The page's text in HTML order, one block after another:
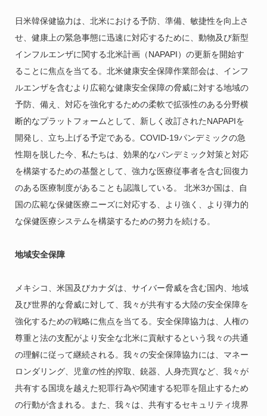
日米韓保健協力は、北米における予防、準備、敏捷性を向上さ
せ、健康上の緊急事態に迅速に対応するために、動物及び新型
インフルエンザに関する北米計画（NAPAPI）の更新を開始す
ることに焦点を当てる。北米健康安全保障作業部会は、インフ
ルエンザを含むより広範な健康安全保障の脅威に対する地域の
予防、備え、対応を強化するための柔軟で拡張性のある分野横
断的なプラットフォームとして、新しく改訂されたNAPAPIを
開発し、立ち上げる予定である。COVID-19パンデミックの急
性期を脱した今、私たちは、効果的なパンデミック対策と対応
を構築するための基盤として、強力な医療従事者を含む回復力
のある医療制度があることも認識している。 北米3か国は、自
国の広範な保健医療ニーズに対応する、より強く、より弾力的
な保健医療システムを構築するための努力を続ける。
地域安全保障
メキシコ、米国及びカナダは、サイバー脅威を含む国内、地域
及び世界的な脅威に対して、我々が共有する大陸の安全保障を
強化するための戦略に焦点を当てる。安全保障協力は、人権の
尊重と法の支配がより安全な北米に貢献するという我々の共通
の理解に従って継続される。我々の安全保障協力には、マネー
ロンダリング、児童の性的搾取、銃器、人身売買など、我々が
共有する国境を越えた犯罪行為や関連する犯罪を阻止するため
の行動が含まれる。また、我々は、共有するセキュリティ境界